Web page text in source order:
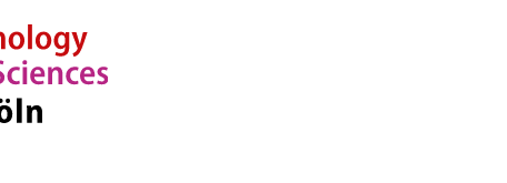
Inhalt
Fußbereich